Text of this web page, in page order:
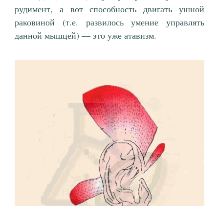
рудимент, а вот способность двигать ушной
раковиной (т.е. развилось умение управлять
данной мышцей) — это уже атавизм.